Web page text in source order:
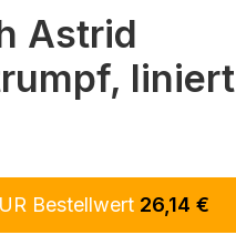
Astrid
liniert
Bestellwert 26,14€